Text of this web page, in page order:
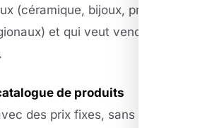
(céramique, bijoux, produits
et qui veut vendre dans
de produits
des prix fixes, sans besoin de